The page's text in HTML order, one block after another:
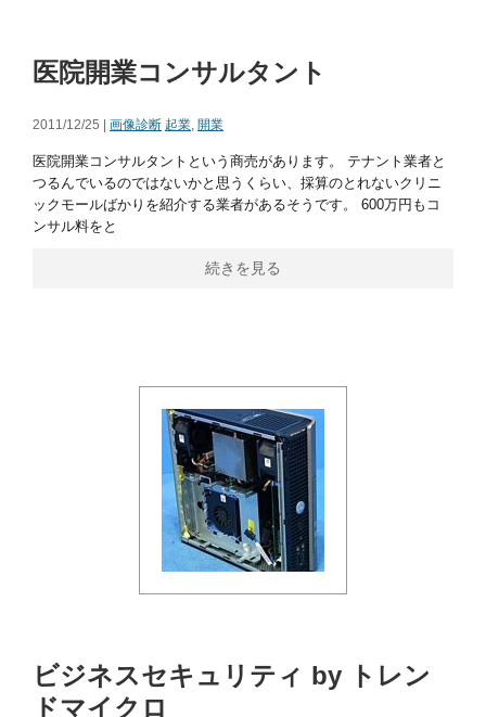
医院開業コンサルタント
2011/12/25 | 画像診断 起業, 開業
医院開業コンサルタントという商売があります。 テナント業者と
つるんでいるのではないかと思うくらい、採算のとれないクリニ
ックモールばかりを紹介する業者があるそうです。 600万円もコ
ンサル料をと
続きを見る
ビジネスセキュリティ by トレン
ドマイクロ